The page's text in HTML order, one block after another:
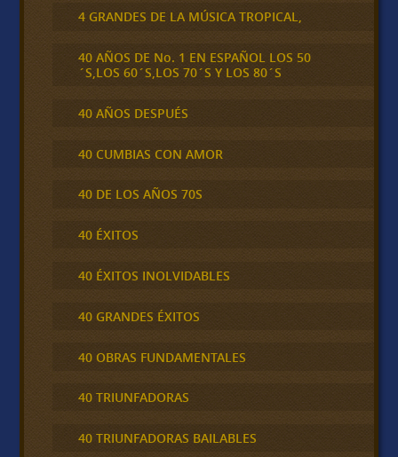
4 GRANDES DE LA MÚSICA TROPICAL,
40 AÑOS DE No. 1 EN ESPAÑOL LOS 50
´S,LOS 60´S,LOS 70´S Y LOS 80´S
40 AÑOS DESPUÉS
40 CUMBIAS CON AMOR
40 DE LOS AÑOS 70S
40 ÉXITOS
40 ÉXITOS INOLVIDABLES
40 GRANDES ÉXITOS
40 OBRAS FUNDAMENTALES
40 TRIUNFADORAS
40 TRIUNFADORAS BAILABLES